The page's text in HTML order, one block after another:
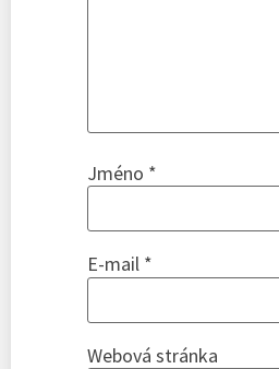
Jméno *
E-mail *
Webová stránka